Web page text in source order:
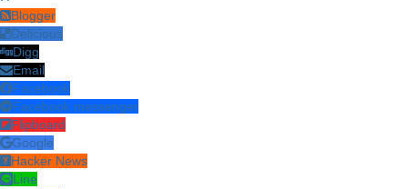
Blogger
Delicious
Digg
Email
Facebook
Facebook messenger
Flipboard
Google
Hacker News
Line